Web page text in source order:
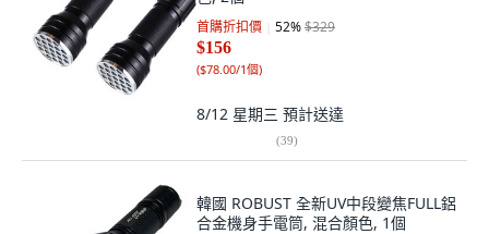
首購折扣價 52%$329
$156
($78.00/1個)
8/12 星期三 預計送達
(39)
韓國 ROBUST 全新UV中段變焦FULL鋁
合金機身手電筒, 混合顏色, 1個